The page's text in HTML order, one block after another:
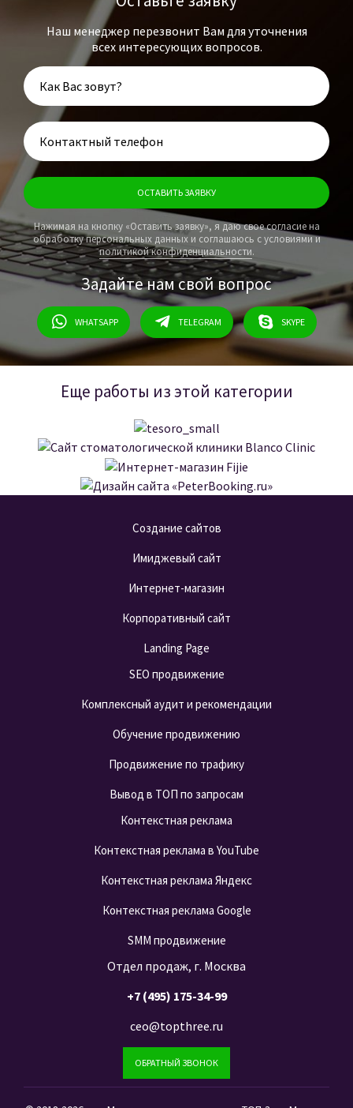
Наш менеджер перезвонит Вам для уточнения
всех интересующих вопросов.
Нажимая на кнопку «Оставить заявку», я даю свое согласие на
обработку персональных данных и соглашаюсь с условиями и
политикой конфиденциальности.
Задайте нам свой вопрос
WHATSAPP TELEGRAM SKYPE
Еще работы из этой категории
Сайт TESORO Beauty Bar
ПОДРОБНЕЕ
Сайт стоматологической клиники
Blanco Clinic
ПОДРОБНЕЕ
Интернет-магазин Fijie
Дизайн сайта «PeterBooking.ru»
Создание сайтов
Имиджевый сайт
Интернет-магазин
Корпоративный сайт
Landing Page
SEO продвижение
Комплексный аудит и рекомендации
Обучение продвижению
Продвижение по трафику
Вывод в ТОП по запросам
Контекстная реклама
Контекстная реклама в YouTube
Контекстная реклама Яндекс
Контекстная реклама Google
SMM продвижение
Отдел продаж, г. Москва
+7 (495) 175-34-99
ceo@topthree.ru
ОБРАТНЫЙ ЗВОНОК